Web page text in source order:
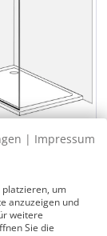
cm
| Impressum
um
anzuzeigen und
weitere
Sie die